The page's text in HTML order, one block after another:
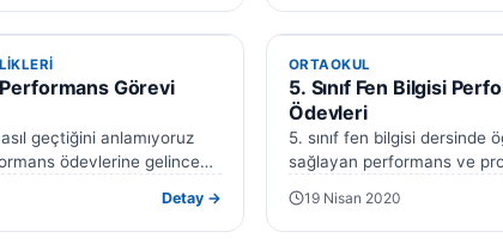
Görevi
geçtiğini anlamıyoruz
ödevlerine gelince
Detay →
ORTAOKUL
ORTAOKUL
5. Sınıf Fen Bilgisi
Ödevleri
5. sınıf fen bilgisi dersinde
sağlayan performans ve
19 Nisan 2020